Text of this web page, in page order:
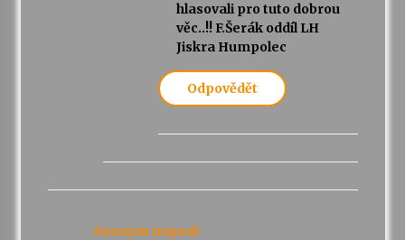
hlasovali pro tuto dobrou
věc..!! F.Šerák oddíl LH
Jiskra Humpolec
Odpovědět
Anonym napsal: